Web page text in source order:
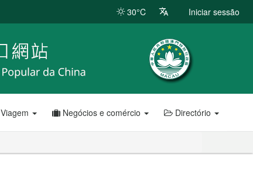
30°C Iniciar sessão
Viagem Negócios e comércio Directório